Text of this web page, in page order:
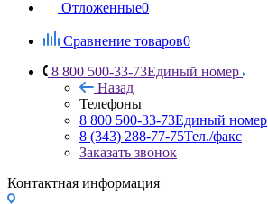
Отложенные0
Сравнение товаров0
8 800 500-33-73Единый номер
Назад
Телефоны
8 800 500-33-73Единый номер
8 (343) 288-77-75Тел./факс
Заказать звонок
Контактная информация